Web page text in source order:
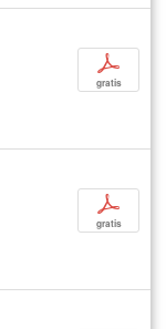
p
gratis
p
gratis